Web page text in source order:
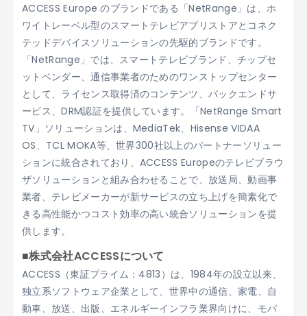
ACCESS Europe のブランドである「NetRange」は、ホ
ワイトレーベル型のスマートテレビアプリストアとコネク
テッドデバイスソリューションの先駆的ブランドです。
「NetRange」では、スマートテレビブランド、チップセ
ットベンダー、通信事業者のためのワンストップセンター
として、ライセンス取得済のコンテンツ、バックエンドサ
ービス、DRM認証を提供しています。「NetRange Smart
TV」ソリューションは、MediaTek、Hisense VIDAA
OS、TCL MOKA等、世界300社以上のパートナーソリュー
ションに統合されており、ACCESS Europeのテレビブラウ
ザソリューションと組み合わせることで、放送局、動画事
業者、テレビメーカーが新サービスの立ち上げを簡素化で
きる高性能かつコスト効率の高い統合ソリューションを提
供します。
■株式会社ACCESSについて
ACCESS（東証プライム：4813）は、1984年の設立以来、
独立系ソフトウェア企業として、世界中の通信、家電、自
動車、放送、出版、エネルギーインフラ業界向けに、モバ